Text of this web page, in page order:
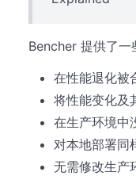
Bencher 提供了一
在性能退化被
将性能变化及
在生产环境中
对本地部署同
无需修改生产